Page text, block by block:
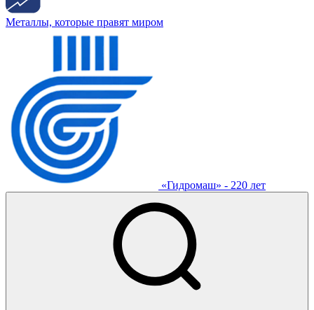
Металлы, которые правят миром
«Гидромаш» - 220 лет